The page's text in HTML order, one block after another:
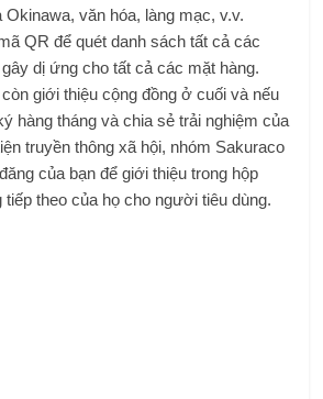
văn hóa, làng mạc, v.v.
QR để quét danh sách tất cả các
dị ứng cho tất cả các mặt hàng.
giới thiệu cộng đồng ở cuối và nếu
hàng tháng và chia sẻ trải nghiệm của
truyền thông xã hội, nhóm Sakuraco
của bạn để giới thiệu trong hộp
tiếp theo của họ cho người tiêu dùng.